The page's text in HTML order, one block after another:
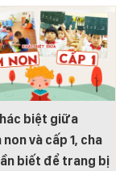
biệt giữa
non và cấp 1, cha
biết để trang bị